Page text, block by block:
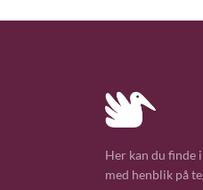
Her kan du
med henblik på